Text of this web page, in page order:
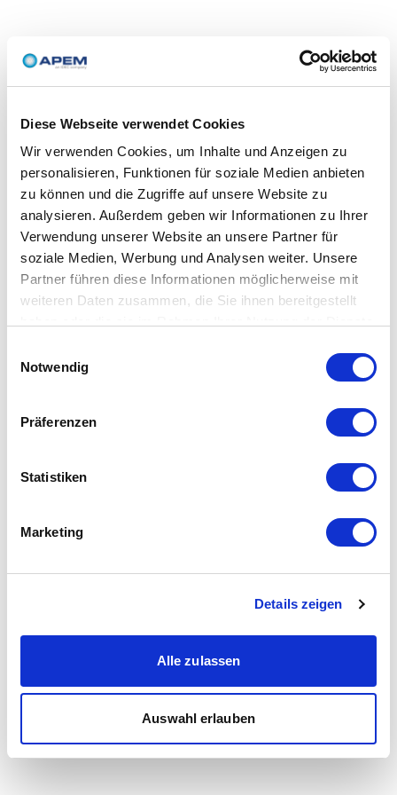
Diese Webseite verwendet Cookies
Wir verwenden Cookies, um Inhalte und Anzeigen zu
personalisieren, Funktionen für soziale Medien anbieten
zu können und die Zugriffe auf unsere Website zu
analysieren. Außerdem geben wir Informationen zu Ihrer
Verwendung unserer Website an unsere Partner für
soziale Medien, Werbung und Analysen weiter. Unsere
Partner führen diese Informationen möglicherweise mit
weiteren Daten zusammen, die Sie ihnen bereitgestellt
Notwendig
Präferenzen
Statistiken
Marketing
Details zeigen
Alle zulassen
Auswahl erlauben